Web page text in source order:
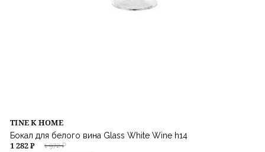
TINE K HOME
Бокал для белого вина Glass White Wine h14
1 972 ₽
1 282 ₽